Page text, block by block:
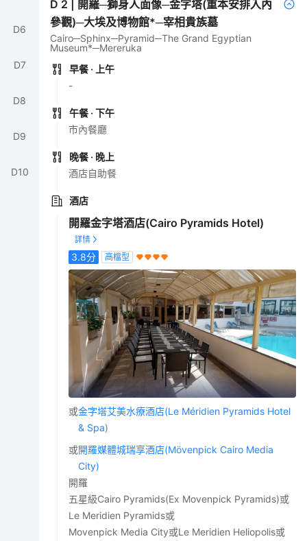
D6
D7
D8
D9
D10
D 2
開羅─獅身人面像─金字塔(重本安排入內
參觀)─大埃及博物館*─宰相貴族墓
Cairo─Sphinx─Pyramid─The Grand Egyptian
Museum*─Mereruka
早餐 · 上午
-
午餐 · 下午
市內餐廳
晚餐 · 晚上
酒店自助餐
酒店
開羅金字塔酒店(Cairo Pyramids Hotel)
3.8分 高檔型
或金字塔艾美水療酒店(Le Méridien Pyramids Hotel
& Spa)
或開羅媒體城瑞享酒店(Mövenpick Cairo Media
City)
開羅
五星級Cairo Pyramids(Ex Movenpick Pyramids)或
Le Meridien Pyramids或
Movenpick Media City或Le Meridien Heliopolis或